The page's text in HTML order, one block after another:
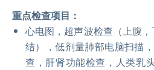
重点检查项目：
心电图，超声波检查（上腹
结），低剂量肺部电脑扫描
查，肝肾功能检查，人类乳